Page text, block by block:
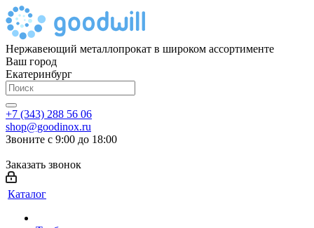
Нержавеющий металлопрокат в широком ассортименте
Ваш город
Екатеринбург
+7 (343) 288 56 06
shop@goodinox.ru
Звоните с 9:00 до 18:00
Заказать звонок
Каталог